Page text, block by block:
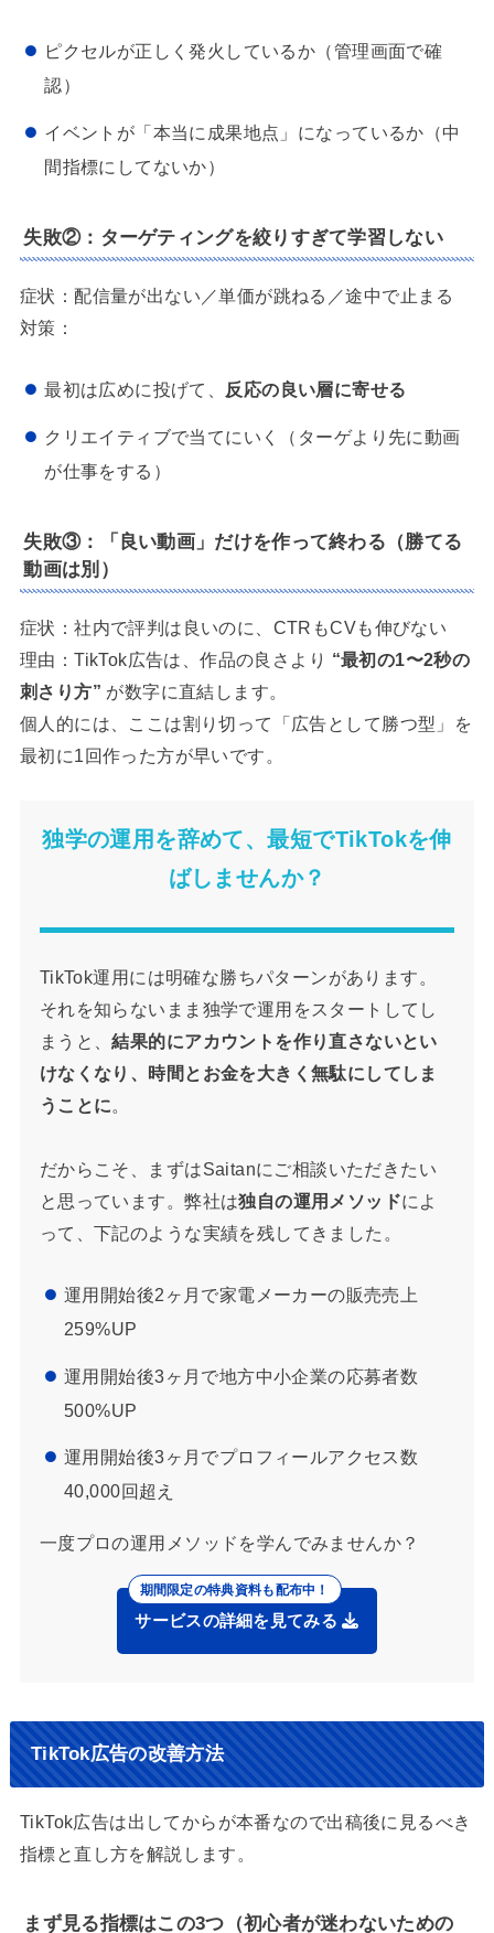
ピクセルが正しく発火しているか（管理画面で確
認）
イベントが「本当に成果地点」になっているか（中
間指標にしてないか）
失敗②：ターゲティングを絞りすぎて学習しない
症状：配信量が出ない／単価が跳ねる／途中で止まる
対策：
最初は広めに投げて、 反応の良い層に寄せる
クリエイティブで当てにいく（ターゲより先に動画
が仕事をする）
失敗③：「良い動画」だけを作って終わる（勝てる
動画は別）
症状：社内で評判は良いのに、CTRもCVも伸びない
理由：TikTok広告は、作品の良さより “最初の1〜2秒の
刺さり方” が数字に直結します。
個人的には、ここは割り切って「広告として勝つ型」を
最初に1回作った方が早いです。
独学の運用を辞めて、最短でTikTokを伸
ばしませんか？
TikTok運用には明確な勝ちパターンがあります。
それを知らないまま独学で運用をスタートしてし
まうと、結果的にアカウントを作り直さないとい
けなくなり、時間とお金を大きく無駄にしてしま
うことに。
だからこそ、まずはSaitanにご相談いただきたい
と思っています。弊社は独自の運用メソッドによ
って、下記のような実績を残してきました。
運用開始後2ヶ月で家電メーカーの販売売上
259%UP
運用開始後3ヶ月で地方中小企業の応募者数
500%UP
運用開始後3ヶ月でプロフィールアクセス数
40,000回超え
一度プロの運用メソッドを学んでみませんか？
サービスの詳細を見てみる
TikTok広告の改善方法
TikTok広告は出してからが本番なので出稿後に見るべき
指標と直し方を解説します。
まず見る指標はこの3つ（初心者が迷わないための